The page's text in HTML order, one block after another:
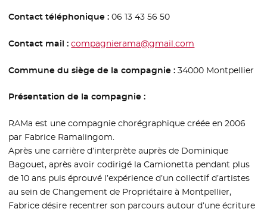
Contact téléphonique :06 13 43 56 50
Contact mail :compagnierama@gmail.com
Commune du siège de la compagnie :34000 Montpellier
Présentation de la compagnie :
RAMa est une compagnie chorégraphique créée en 2006
par Fabrice Ramalingom.
Après une carrière d’interprète auprès de Dominique
Bagouet, après avoir codirigé la Camionetta pendant plus
de 10 ans puis éprouvé l’expérience d’un collectif d’artistes
au sein de Changement de Propriétaire à Montpellier,
Fabrice désire recentrer son parcours autour d’une écriture